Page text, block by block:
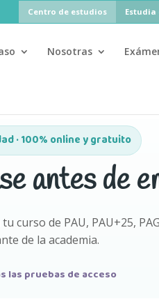
Centro de estudios Estudia
Nosotras
· 100% online y gratuito
antes de
de PAU, PAU+25,
de la academia.
las pruebas de acceso